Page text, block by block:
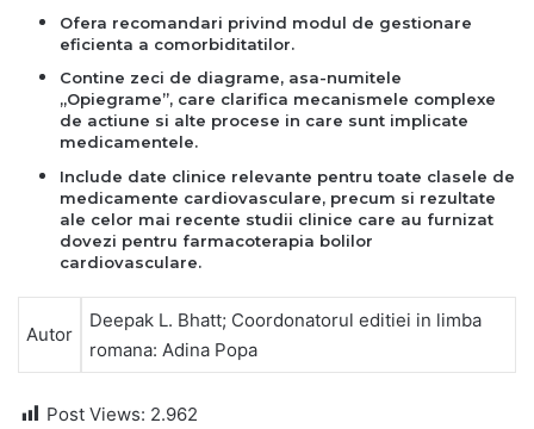
Ofera recomandari privind modul de gestionare
eficienta a comorbiditatilor.
Contine zeci de diagrame, asa-numitele
„Opiegrame”, care clarifica mecanismele complexe
de actiune si alte procese in care sunt implicate
medicamentele.
Include date clinice relevante pentru toate clasele de
medicamente cardiovasculare, precum si rezultate
ale celor mai recente studii clinice care au furnizat
dovezi pentru farmacoterapia bolilor
cardiovasculare.
Autor
Deepak L. Bhatt; Coordonatorul editiei in limba
romana: Adina Popa
Post Views: 2.962